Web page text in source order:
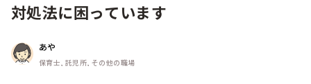
対処法に困っています
あや
保育士, 託児所, その他の職場